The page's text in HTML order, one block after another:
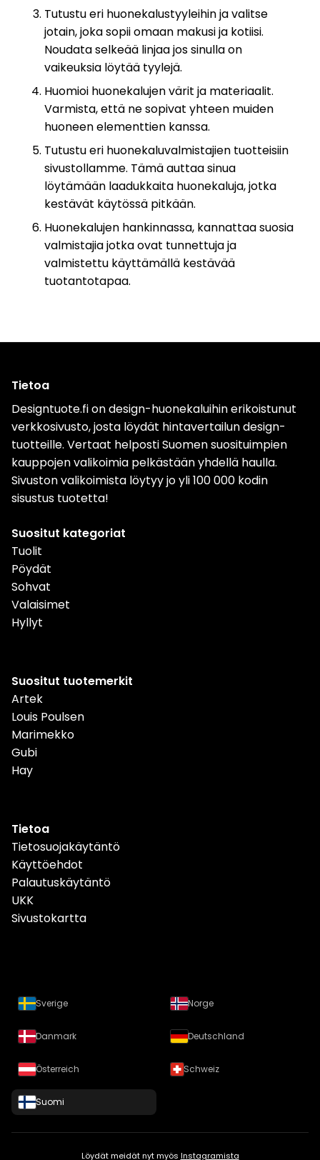
Tutustu eri huonekalustyyleihin ja valitse
jotain, joka sopii omaan makusi ja kotiisi.
Noudata selkeää linjaa jos sinulla on
vaikeuksia löytää tyylejä.
Huomioi huonekalujen värit ja materiaalit.
Varmista, että ne sopivat yhteen muiden
huoneen elementtien kanssa.
Tutustu eri huonekaluvalmistajien tuotteisiin
sivustollamme. Tämä auttaa sinua
löytämään laadukkaita huonekaluja, jotka
kestävät käytössä pitkään.
Huonekalujen hankinnassa, kannattaa suosia
valmistajia jotka ovat tunnettuja ja
valmistettu käyttämällä kestävää
tuotantotapaa.
Tietoa
Designtuote.fi on design-huonekaluihin erikoistunut
verkkosivusto, josta löydät hintavertailun design-
tuotteille. Vertaat helposti Suomen suosituimpien
kauppojen valikoimia pelkästään yhdellä haulla.
Sivuston valikoimista löytyy jo yli 100 000 kodin
sisustus tuotetta!
Suositut kategoriat
Tuolit
Pöydät
Sohvat
Valaisimet
Hyllyt
Suositut tuotemerkit
Artek
Louis Poulsen
Marimekko
Gubi
Hay
Tietoa
Tietosuojakäytäntö
Käyttöehdot
Palautuskäytäntö
UKK
Sivustokartta
Sverige Norge
Danmark Deutschland
Österreich Schweiz
Suomi
Löydät meidät nyt myös Instagramista